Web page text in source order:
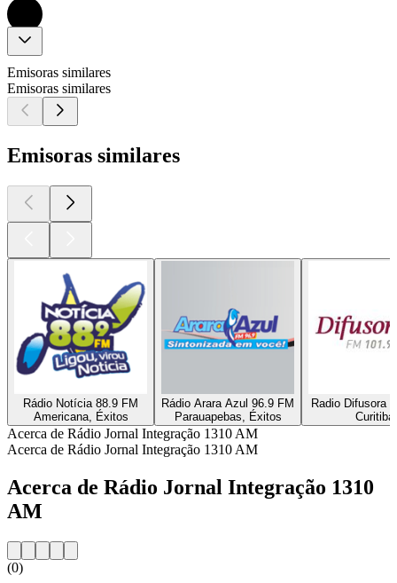
Emisoras similares
Emisoras similares
Emisoras similares
Rádio Notícia 88.9 FM
Americana, Éxitos
Rádio Arara Azul 96.9 FM
Parauapebas, Éxitos
Radio Difusora
Curitiba
Acerca de Rádio Jornal Integração 1310 AM
Acerca de Rádio Jornal Integração 1310 AM
Acerca de Rádio Jornal Integração 1310
AM
(0)